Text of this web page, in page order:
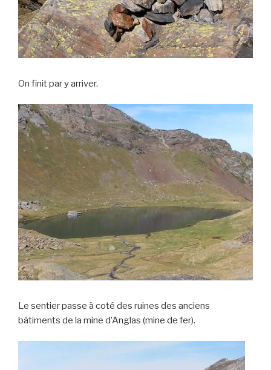
On finit par y arriver.
Le sentier passe à coté des ruines des anciens
bâtiments de la mine d’Anglas (mine de fer).